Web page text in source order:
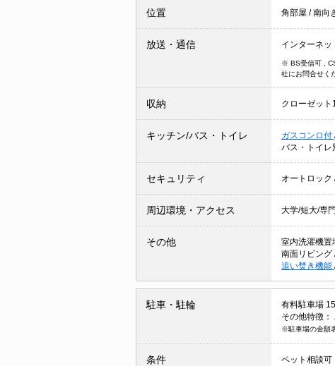
位置 角部屋 /南向
放送・通信 インターネッ
※ BS受信可 ,
社にお問合せく
収納 クローゼット
キッチン/バス・トイレ ガスコンロ付
バス・トイレ
セキュリティ オートロック
周辺環境・アクセス 大学/短大/専
その他 室内洗濯機置
南面リビング
追い焚き機能
駐車・駐輪 有料駐車場
その他特徴：
※駐車場の金額
条件 ペット相談可